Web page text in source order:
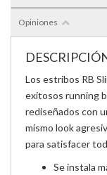
Opiniones
Los estribos RB
exitosos running
rediseñados con
mismo look
para satisfacer
Se instala